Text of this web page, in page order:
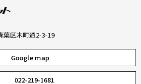
葉区木町通2-3-19
Google map
022-219-1681